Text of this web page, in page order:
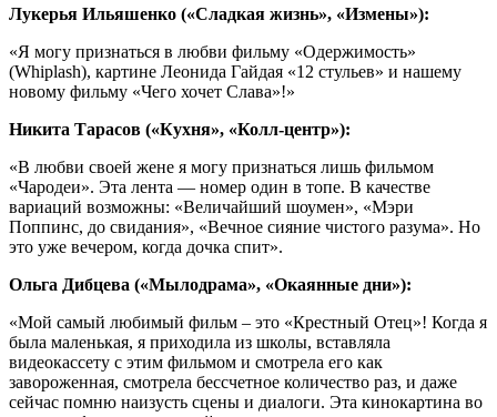
Лукерья Ильяшенко («Сладкая жизнь», «Измены»):
«Я могу признаться в любви фильму «Одержимость»
(Whiplash), картине Леонида Гайдая «12 стульев» и нашему
новому фильму «Чего хочет Слава»!»
Никита Тарасов («Кухня», «Колл-центр»):
«В любви своей жене я могу признаться лишь фильмом
«Чародеи». Эта лента — номер один в топе. В качестве
вариаций возможны: «Величайший шоумен», «Мэри
Поппинс, до свидания», «Вечное сияние чистого разума». Но
это уже вечером, когда дочка спит».
Ольга Дибцева («Мылодрама», «Окаянные дни»):
«Мой самый любимый фильм – это «Крестный Отец»! Когда я
была маленькая, я приходила из школы, вставляла
видеокассету с этим фильмом и смотрела его как
завороженная, смотрела бессчетное количество раз, и даже
сейчас помню наизусть сцены и диалоги. Эта кинокартина во